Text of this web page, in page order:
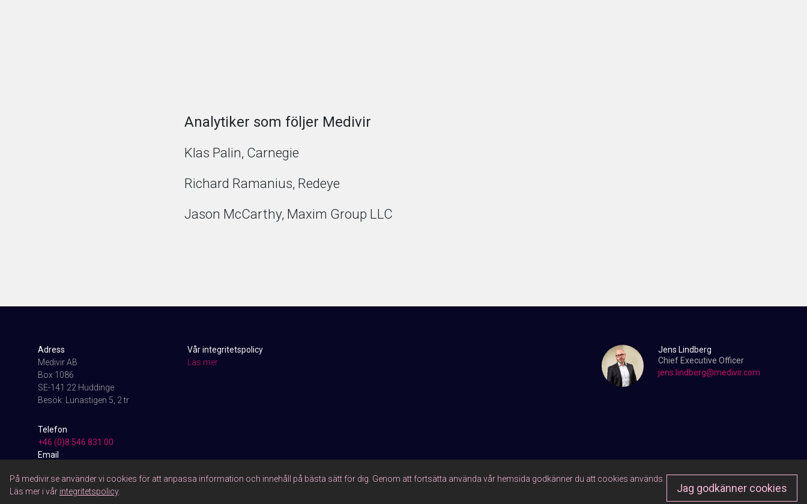
Analytiker som följer Medivir
Klas Palin, Carnegie
Richard Ramanius, Redeye
Jason McCarthy, Maxim Group LLC
Adress
Medivir AB
Box 1086
SE-141 22 Huddinge
Besök: Lunastigen 5, 2 tr
Telefon
+46 (0)8 546 831 00
Email
Vår integritetspolicy
Läs mer
Jens Lindberg
Chief Executive Officer
jens.lindberg@medivir.com
På medivir.se använder vi cookies för att anpassa information och innehåll på bästa sätt för dig. Genom att fortsätta använda vår hemsida godkänner du att cookies används.
Läs mer i vår integritetspolicy. Jag godkänner cookies